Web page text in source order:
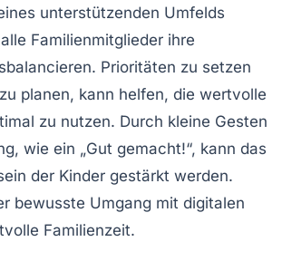
unterstützenden Umfelds
Familienmitglieder ihre
Prioritäten zu setzen
planen, kann helfen, die wertvolle
zu nutzen. Durch kleine Gesten
wie ein „Gut gemacht!“, kann das
der Kinder gestärkt werden.
bewusste Umgang mit digitalen
Familienzeit.